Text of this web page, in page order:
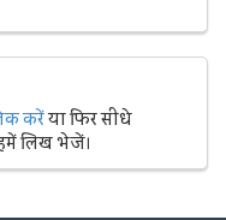
करेंया फिर सीधे
लिख भेजें।